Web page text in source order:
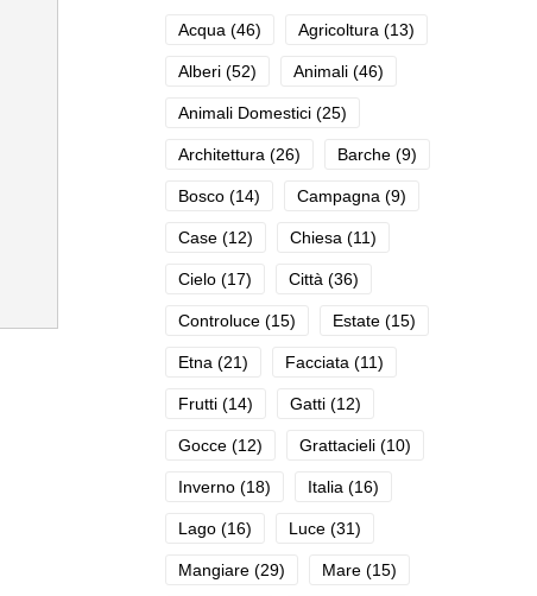
Acqua (46) Agricoltura (13)
Alberi (52) Animali (46)
Animali Domestici (25)
Architettura (26) Barche (9)
Bosco (14) Campagna (9)
Case (12) Chiesa (11)
Cielo (17) Città (36)
Controluce (15) Estate (15)
Etna (21) Facciata (11)
Frutti (14) Gatti (12)
Gocce (12) Grattacieli (10)
Inverno (18) Italia (16)
Lago (16) Luce (31)
Mangiare (29) Mare (15)